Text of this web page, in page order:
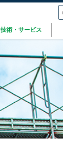
技術・サービス